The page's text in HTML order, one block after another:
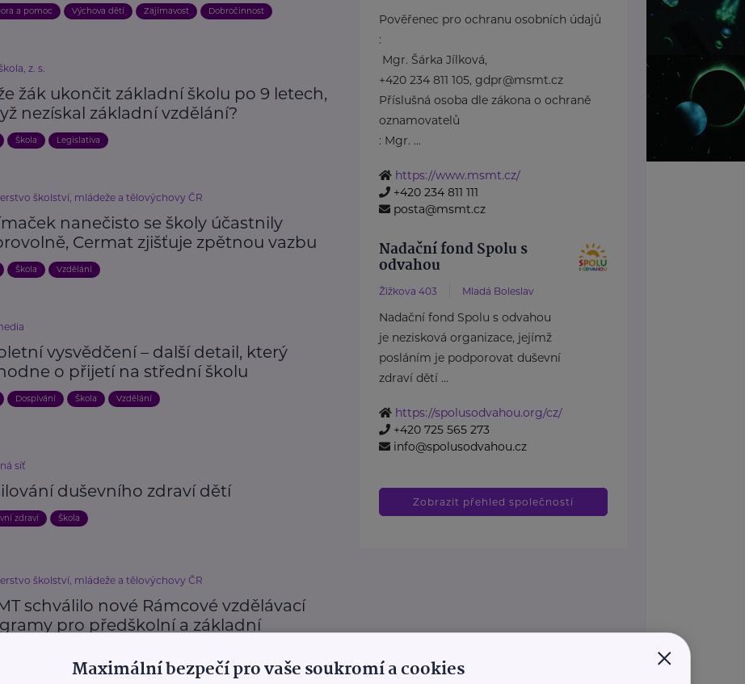
a pomoc Výchova dětí Zajímavost Dobročinnost
z. s.
žák ukončit základní školu po 9 letech,
nezískal základní vzdělání?
Škola Legislativa
školství, mládeže a tělovýchovy ČR
nanečisto se školy účastnily
Cermat zjišťuje zpětnou vazbu
Škola Vzdělání
vysvědčení – další detail, který
o přijetí na střední školu
Dospívání Škola Vzdělání
síť
duševního zdraví dětí
zdraví Škola
školství, mládeže a tělovýchovy ČR
schválilo nové Rámcové vzdělávací
pro předškolní a základní
Vzdělání
Pověřenec pro ochranu osobních údajů
:
Mgr. Šárka Jílková,
+420 234 811 105, gdpr@msmt.cz
Příslušná osoba dle zákona o ochraně
oznamovatelů
: Mgr. ...
https://www.msmt.cz/
+420 234 811 111
posta@msmt.cz
Nadační fond Spolu s
odvahou
Žižkova 403 Mladá Boleslav
Nadační fond Spolu s odvahou
je nezisková organizace, jejímž
posláním je podporovat duševní
zdraví dětí ...
https://spolusodvahou.org/cz/
+420 725 565 273
info@spolusodvahou.cz
Zobrazit přehled společností
×
Maximální bezpečí pro vaše soukromí a cookies